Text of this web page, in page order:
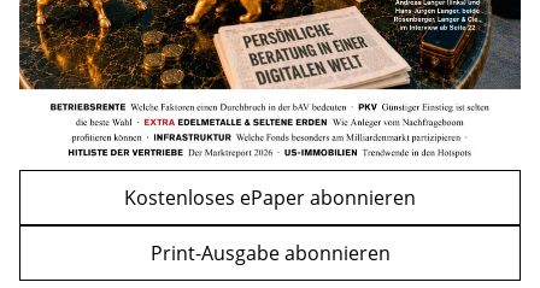
Kostenloses ePaper abonnieren
Print-Ausgabe abonnieren